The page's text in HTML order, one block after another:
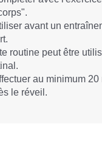
avant un
routine peut être
au minimum 20
le réveil.